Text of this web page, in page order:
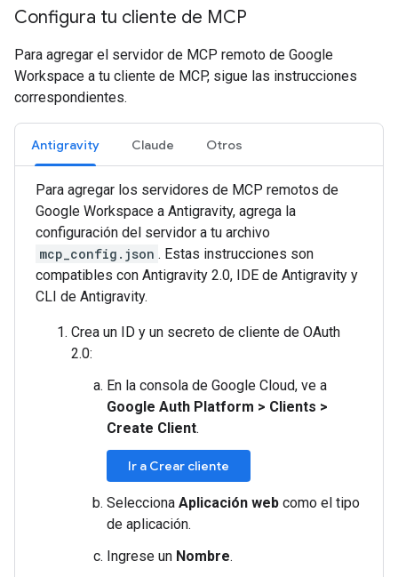
Configura tu cliente de MCP
Para agregar el servidor de MCP remoto de Google
Workspace a tu cliente de MCP, sigue las instrucciones
correspondientes.
Antigravity Claude Otros
Para agregar los servidores de MCP remotos de
Google Workspace a Antigravity, agrega la
configuración del servidor a tu archivo
mcp_config.json . Estas instrucciones son
compatibles con Antigravity 2.0, IDE de Antigravity y
CLI de Antigravity.
Crea un ID y un secreto de cliente de OAuth
2.0:
En la consola de Google Cloud, ve a
Google Auth Platform > Clients >
Create Client.
Ir a Crear cliente
Selecciona Aplicación web como el tipo
de aplicación.
Ingrese un Nombre.